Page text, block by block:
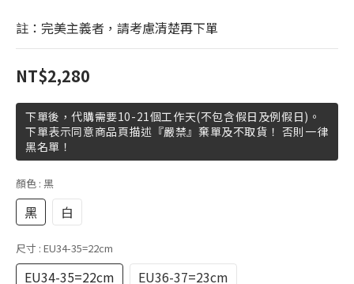
註：完美主義者，請考慮清楚再下單
NT$2,280
下單後，代購需要10-21個工作天(不包含假日及例假日)。
下單表示同意商品頁描述『嚴禁』棄單及不取貨！ 否則一律
黑名單！
顏色 : 黑
黑 白
尺寸 : EU34-35=22cm
EU34-35=22cm
EU36-37=23cm